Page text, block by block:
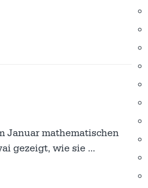
Januar mathematischen
gezeigt, wie sie …